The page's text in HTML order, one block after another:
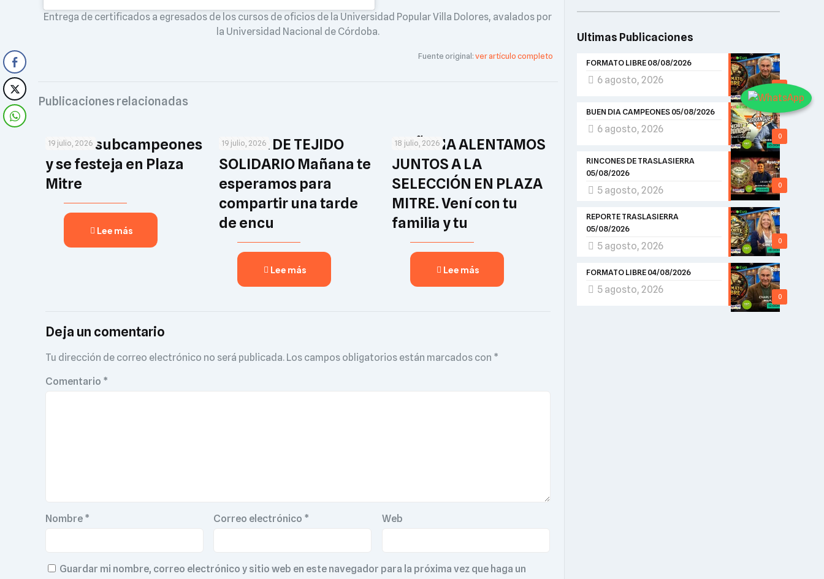
Entrega de certificados a egresados de los cursos de oficios de la Universidad Popular Villa Dolores, avalados por
la Universidad Nacional de Córdoba.
Fuente original:ver artículo completo
Publicaciones relacionadas
19 julio, 2026
Somos subcampeones
y se festeja en Plaza
Mitre
Lee más
19 julio, 2026
TALLER DE TEJIDO
SOLIDARIO Mañana te
esperamos para
compartir una tarde
de encu
Lee más
18 julio, 2026
MAÑANA ALENTAMOS
JUNTOS A LA
SELECCIÓN EN PLAZA
MITRE. Vení con tu
familia y tu
Lee más
Deja un comentario
Tu dirección de correo electrónico no será publicada. Los campos obligatorios están marcados con *
Comentario *
Nombre * Correo electrónico * Web
Guardar mi nombre, correo electrónico y sitio web en este navegador para la próxima vez que haga un
Ultimas Publicaciones
FORMATO LIBRE 08/08/2026
6 agosto, 2026
0
BUEN DIA CAMPEONES 05/08/2026
6 agosto, 2026
0
RINCONES DE TRASLASIERRA
05/08/2026
5 agosto, 2026
0
REPORTE TRASLASIERRA
05/08/2026
5 agosto, 2026
0
FORMATO LIBRE 04/08/2026
5 agosto, 2026